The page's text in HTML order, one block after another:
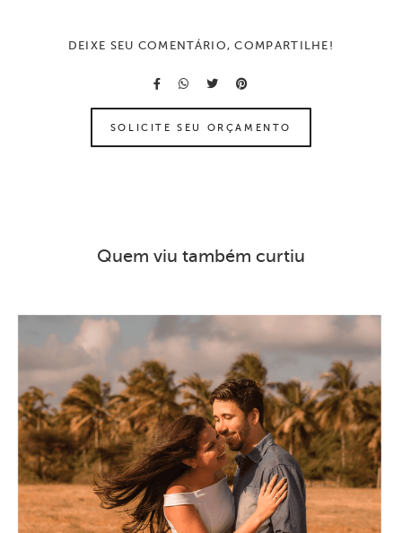
DEIXE SEU COMENTÁRIO, COMPARTILHE!
SOLICITE SEU ORÇAMENTO
Quem viu também curtiu